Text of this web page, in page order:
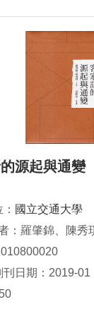
源起與通變
國立交通大學
：羅肇錦、陳秀
刊日期：2019-01